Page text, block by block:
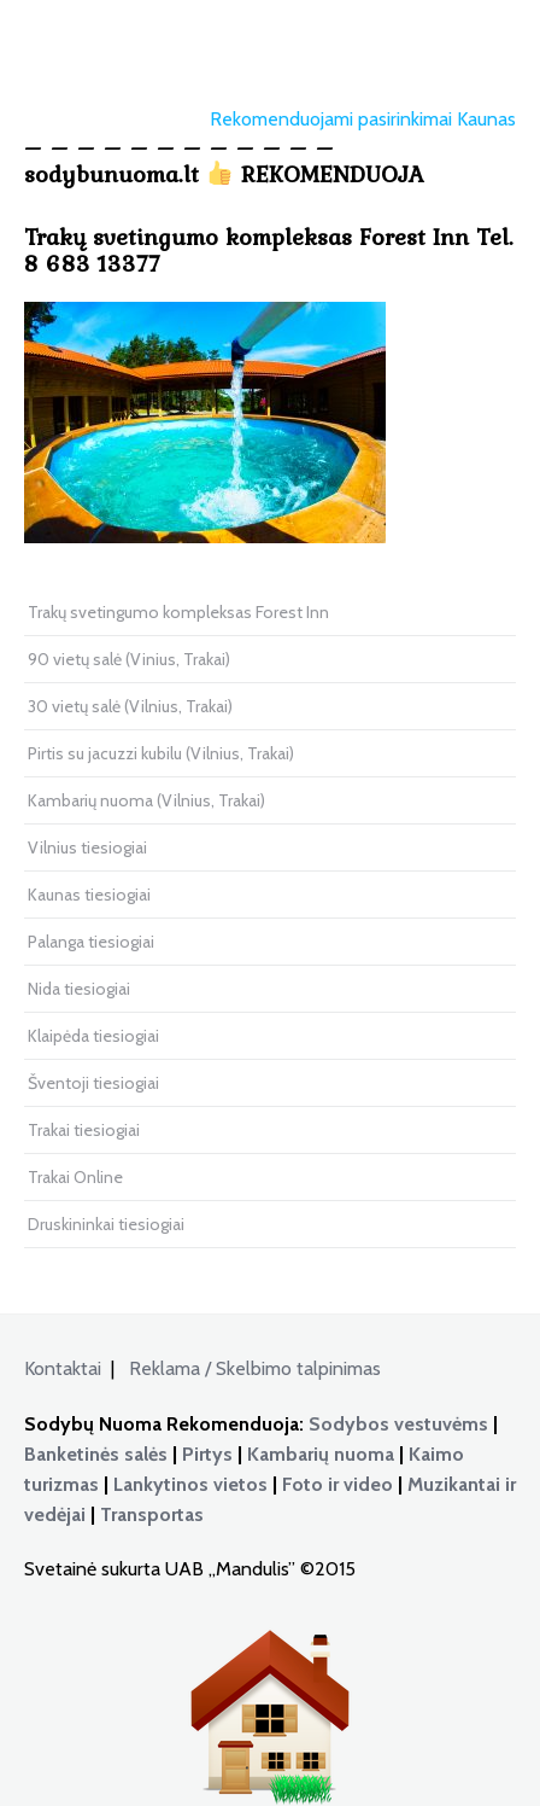
Rekomenduojami pasirinkimai Kaunas
– – – – – – – – – – – –
sodybunuoma.lt
REKOMENDUOJA
Trakų svetingumo kompleksas Forest Inn Tel.
8 683 13377
Trakų svetingumo kompleksas Forest Inn
90 vietų salė (Vinius, Trakai)
30 vietų salė (Vilnius, Trakai)
Pirtis su jacuzzi kubilu (Vilnius, Trakai)
Kambarių nuoma (Vilnius, Trakai)
Vilnius tiesiogiai
Kaunas tiesiogiai
Palanga tiesiogiai
Nida tiesiogiai
Klaipėda tiesiogiai
Šventoji tiesiogiai
Trakai tiesiogiai
Trakai Online
Druskininkai tiesiogiai
Kontaktai | Reklama / Skelbimo talpinimas
Sodybų Nuoma Rekomenduoja: Sodybos vestuvėms |
Banketinės salės | Pirtys | Kambarių nuoma | Kaimo
turizmas | Lankytinos vietos | Foto ir video | Muzikantai ir
vedėjai | Transportas
Svetainė sukurta UAB „Mandulis” ©2015